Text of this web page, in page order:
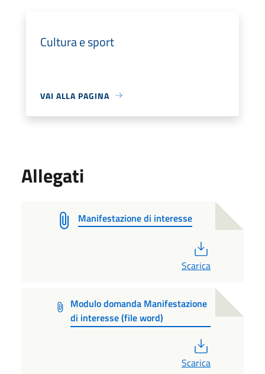
Cultura e sport
VAI ALLA PAGINA
Allegati
Manifestazione di interesse
Scarica
Modulo domanda Manifestazione
di interesse (file word)
Scarica